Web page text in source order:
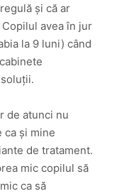
și că ar
avea în jur
la 9 luni) când
de atunci nu
ca și mine
de tratament.
mic copilul să
ca să